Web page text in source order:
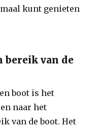
kunt genieten
van de
boot is het
naar het
van de boot. Het